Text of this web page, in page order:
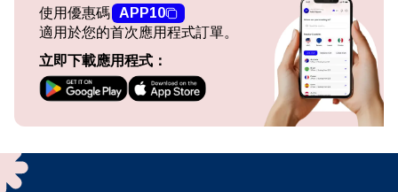
使用優惠碼 APP10
適用於您的首次應用程式訂單。
立即下載應用程式：